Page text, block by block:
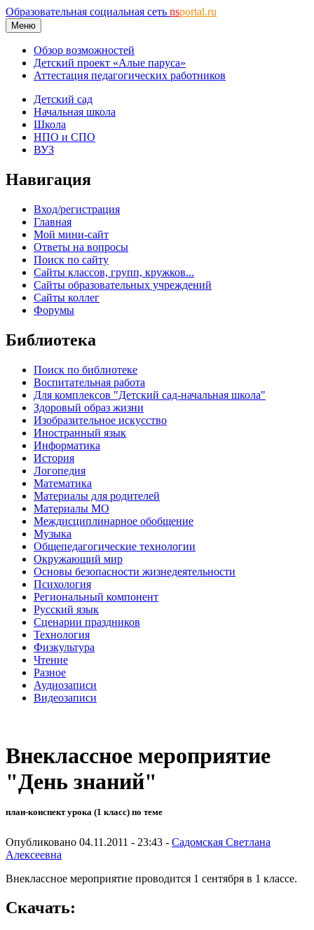
Образовательная социальная сеть nsportal.ru
Меню
Обзор возможностей
Детский проект «Алые паруса»
Аттестация педагогических работников
Детский сад
Начальная школа
Школа
НПО и СПО
ВУЗ
Навигация
Вход/регистрация
Главная
Мой мини-сайт
Ответы на вопросы
Поиск по сайту
Сайты классов, групп, кружков...
Сайты образовательных учреждений
Сайты коллег
Форумы
Библиотека
Поиск по библиотеке
Воспитательная работа
Для комплексов "Детский сад-начальная школа"
Здоровый образ жизни
Изобразительное искусство
Иностранный язык
Информатика
История
Логопедия
Математика
Материалы для родителей
Материалы МО
Междисциплинарное обобщение
Музыка
Общепедагогические технологии
Окружающий мир
Основы безопасности жизнедеятельности
Психология
Региональный компонент
Русский язык
Сценарии праздников
Технология
Физкультура
Чтение
Разное
Аудиозаписи
Видеозаписи
Внеклассное мероприятие
"День знаний"
план-конспект урока (1 класс) по теме
Опубликовано 04.11.2011 - 23:43 - Садомская Светлана
Алексеевна
Внеклассное мероприятие проводится 1 сентября в 1 классе.
Скачать: